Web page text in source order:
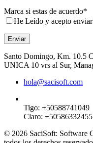
Marca si estas de acuerdo*
He Leído y acepto
Enviar
Santo Domingo, Km. 10.5
UNICA 10 vrs al Sur,
hola@sacisoft.com
Tigo: +50588741049
Claro: +50586332455
© 2026 SaciSoft: Software